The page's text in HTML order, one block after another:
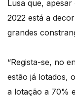
Lusa que,
2022 está a
grandes
“Regista-se, no
estão já lotados,
a lotação a 70%